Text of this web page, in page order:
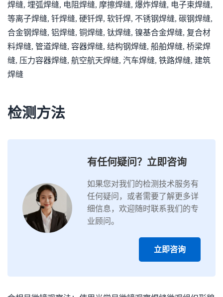
焊缝, 埋弧焊缝, 电阻焊缝, 摩擦焊缝, 爆炸焊缝, 电子束焊缝,
等离子焊缝, 钎焊缝, 硬钎焊, 软钎焊, 不锈钢焊缝, 碳钢焊缝,
合金钢焊缝, 铝焊缝, 铜焊缝, 钛焊缝, 镍基合金焊缝, 复合材
料焊缝, 管道焊缝, 容器焊缝, 结构钢焊缝, 船舶焊缝, 桥梁焊
缝, 压力容器焊缝, 航空航天焊缝, 汽车焊缝, 铁路焊缝, 建筑
焊缝
检测方法
有任何疑问？立即咨询
如果您对我们的检测技术服务有
任何疑问，或者需要了解更多详
细信息，欢迎随时联系我们的专
业顾问。
立即咨询